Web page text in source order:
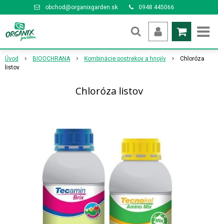
obchod@organixgarden.sk 0948 445066
Úvod BIOOCHRANA Kombinácie postrekov a hnojív
Chloróza
listov
Chloróza listov